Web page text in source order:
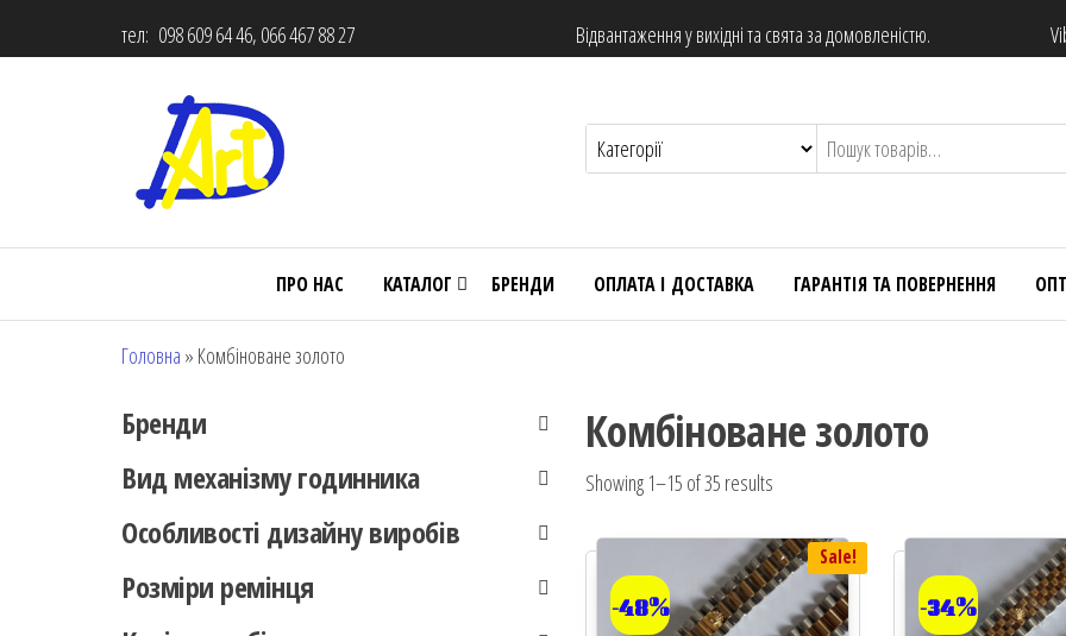
тел: 098 609 64 46, 066 467 88 27 Відвантаження у вихідні та свята за домовленістю.
ПРО НАС КАТАЛОГ БРЕНДИ ОПЛАТА І ДОСТАВКА ГАРАНТІЯ ТА ПОВЕРНЕННЯ
Головна » Комбіноване золото
Бренди
Вид механізму годинника
Особливості дизайну виробів
Розміри ремінця
Комбіноване золото
Showing 1–15 of 35 results
Sale!
-48% -34%